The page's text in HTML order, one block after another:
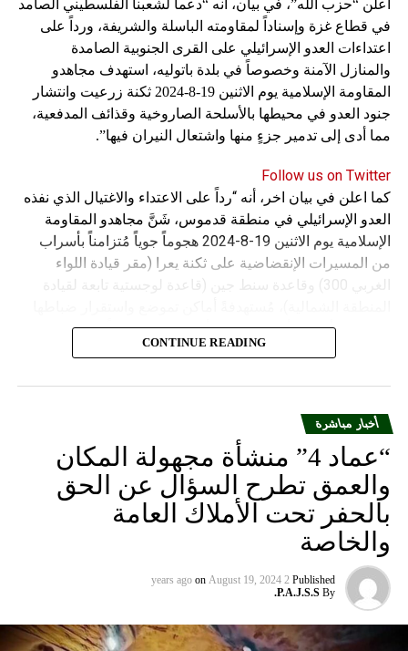
اعلن “حزب الله”، في بيان، انه “دعماً لشعبنا الفلسطيني الصامد
في قطاع غزة وإسناداً لمقاومته الباسلة ‌‏‌‏‌والشريفة، ورداً على
اعتداءات العدو الإسرائيلي على القرى الجنوبية الصامدة
والمنازل الآمنة وخصوصاً في بلدة باتوليه، استهدف مجاهدو
المقاومة الإسلامية يوم الاثنين 19-8-2024 ثكنة زرعيت وانتشار
جنود العدو في محيطها بالأسلحة الصاروخية وقذائف المدفعية،
مما أدى إلى تدمير جزءٍ منها واشتعال النيران فيها”.
Follow us on Twitter
كما اعلن في بيان اخر، أنه “رداً على الاعتداء والاغتيال الذي نفذه
العدو الإسرائيلي في منطقة قدموس، شَنَّ مجاهدو المقاومة
الإسلامية يوم الاثنين 19-8-2024 هجوماً جوياً مُتزامناً بأسراب
من المسيرات الإنقضاضية على ثكنة يعرا (مقر قيادة اللواء
الغربي 300) وقاعدة سنط جين (قاعدة لوجستية تابعة لقيادة
وجنودها وأصابت أهدافها بدقة وأوقعت فيهم عدداً من القتلى
CONTINUE READING
أخبار مباشرة
“عماد 4” منشأة مجهولة المكان
والعمق تطرح السؤال عن الحق
بالحفر تحت الأملاك العامة
والخاصة
Published
2 years ago
on August 19, 2024
By
P.A.J.S.S.